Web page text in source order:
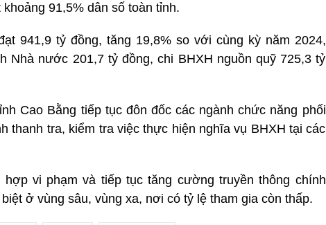
91,5% dân số toàn tỉnh.
941,9 tỷ đồng, tăng 19,8% so với cùng kỳ năm 2024,
Nhà nước 201,7 tỷ đồng, chi BHXH nguồn quỹ 725,3 tỷ
Cao Bằng tiếp tục đôn đốc các ngành chức năng phối
thanh tra, kiểm tra việc thực hiện nghĩa vụ BHXH tại các
vi phạm và tiếp tục tăng cường truyền thông chính
ở vùng sâu, vùng xa, nơi có tỷ lệ tham gia còn thấp.